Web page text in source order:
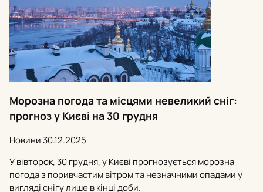
Морозна погода та місцями невеликий сніг:
прогноз у Києві на 30 грудня
Новини 30.12.2025
У вівторок, 30 грудня, у Києві прогнозується морозна
погода з поривчастим вітром та незначними опадами у
вигляді снігу лише в кінці доби.